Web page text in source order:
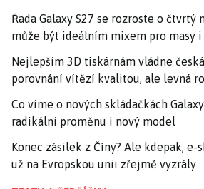
Řada Galaxy S27 se rozroste o
může být ideálním mixem pro masy
Nejlepším 3D tiskárnám vládne
porovnání vítězí kvalitou, ale levná
Co víme o nových skládačkách
radikální proměnu i nový model
Konec zásilek z Číny? Ale kdepak, e-
už na Evropskou unii zřejmě vyzrály